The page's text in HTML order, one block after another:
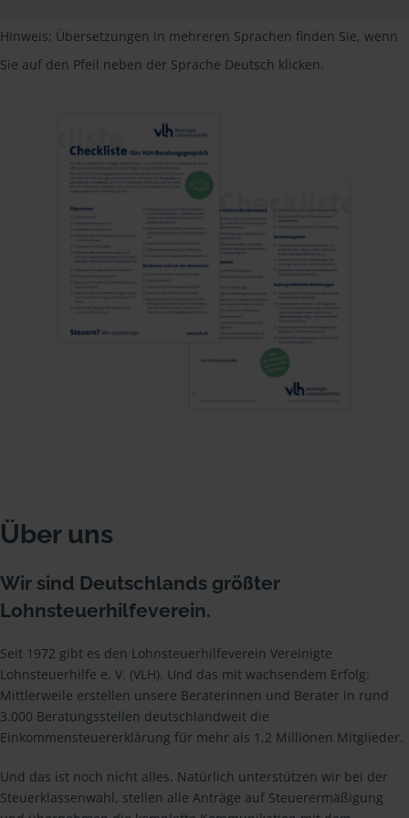
Hinweis: Übersetzungen in mehreren Sprachen finden Sie, wenn
Sie auf den Pfeil neben der Sprache Deutsch klicken.
Über uns
Wir sind Deutschlands größter
Lohnsteuerhilfeverein.
Seit 1972 gibt es den Lohnsteuerhilfeverein Vereinigte
Lohnsteuerhilfe e. V. (VLH). Und das mit wachsendem Erfolg:
Mittlerweile erstellen unsere Beraterinnen und Berater in rund
3.000 Beratungsstellen deutschlandweit die
Einkommensteuererklärung für mehr als 1,2 Millionen Mitglieder.
Und das ist noch nicht alles. Natürlich unterstützen wir bei der
Steuerklassenwahl, stellen alle Anträge auf Steuerermäßigung